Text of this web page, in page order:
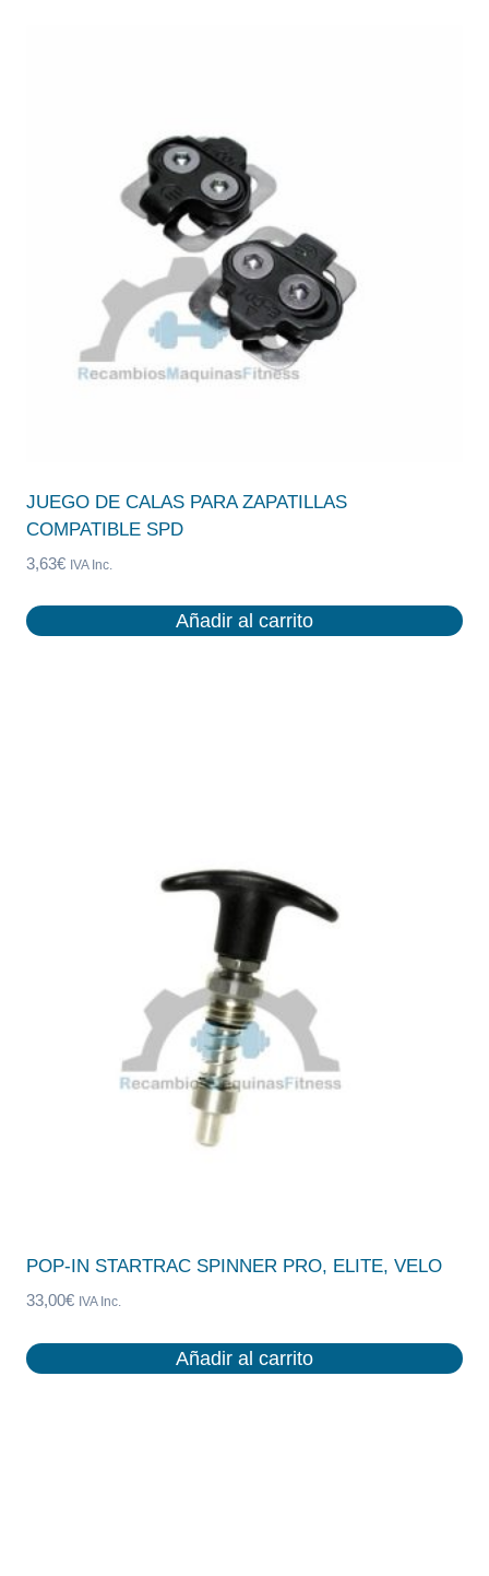
JUEGO DE CALAS PARA ZAPATILLAS
COMPATIBLE SPD
3,63€ IVA Inc.
Añadir al carrito
POP-IN STARTRAC SPINNER PRO, ELITE, VELO
33,00€ IVA Inc.
Añadir al carrito